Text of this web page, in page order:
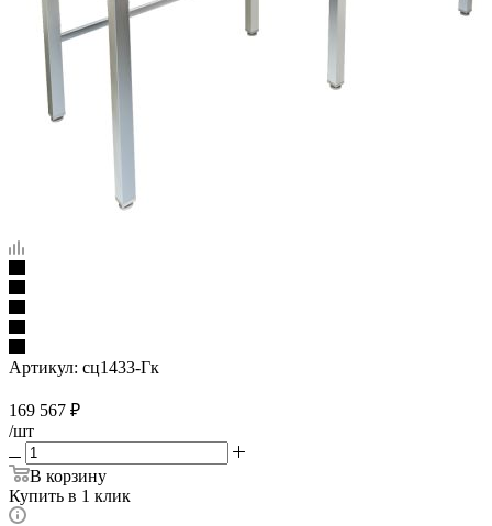
Артикул: сц1433-Гк
169 567 ₽
/шт
В корзину
Купить в 1 клик